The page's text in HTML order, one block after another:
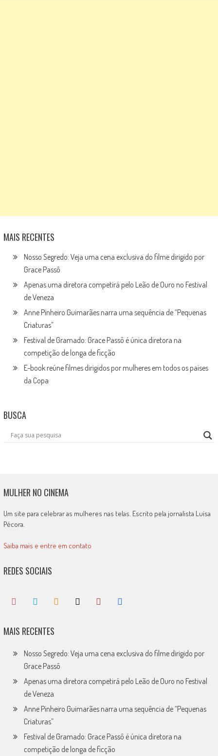
MAIS RECENTES
Nosso Segredo: Veja uma cena exclusiva do filme dirigido por
Grace Passô
Apenas uma diretora competirá pelo Leão de Ouro no Festival
de Veneza
Anne Pinheiro Guimarães narra uma sequência de “Pequenas
Criaturas”
Festival de Gramado: Grace Passô é única diretora na
competição de longa de ficção
E-book reúne filmes dirigidos por mulheres em todos os países
da Copa
BUSCA
MULHER NO CINEMA
Um site para celebrar as mulheres nas telas. Escrito pela jornalista Luísa
Pécora.
Saiba mais e entre em contato
REDES SOCIAIS
MAIS RECENTES
Nosso Segredo: Veja uma cena exclusiva do filme dirigido por
Grace Passô
Apenas uma diretora competirá pelo Leão de Ouro no Festival
de Veneza
Anne Pinheiro Guimarães narra uma sequência de “Pequenas
Criaturas”
Festival de Gramado: Grace Passô é única diretora na
competição de longa de ficção